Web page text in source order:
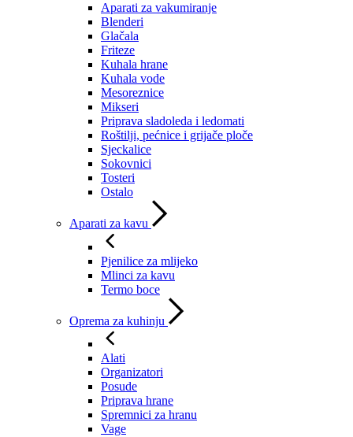
Aparati za vakumiranje
Blenderi
Glačala
Friteze
Kuhala hrane
Kuhala vode
Mesoreznice
Mikseri
Priprava sladoleda i ledomati
Roštilji, pećnice i grijače ploče
Sjeckalice
Sokovnici
Tosteri
Ostalo
Aparati za kavu
Pjenilice za mlijeko
Mlinci za kavu
Termo boce
Oprema za kuhinju
Alati
Organizatori
Posude
Priprava hrane
Spremnici za hranu
Vage